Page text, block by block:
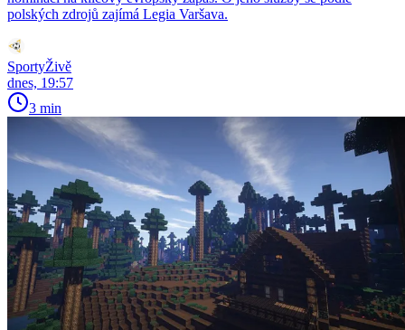
polských zdrojů zajímá Legia Varšava.
SportyŽivě
dnes, 19:57
3 min